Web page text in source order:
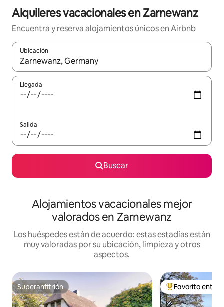
Alquileres vacacionales en Zarnewanz
Encuentra y reserva alojamientos únicos en Airbnb
Ubicación
Cuando los resultados estén disponibles, navega con las
Llegada
Salida
Buscar
Alojamientos vacacionales mejor
valorados en Zarnewanz
Los huéspedes están de acuerdo: estas estadías están
muy valoradas por su ubicación, limpieza y otros
aspectos.
Superanfitrión
Superanfitrión Favorito entre
Favorito entre